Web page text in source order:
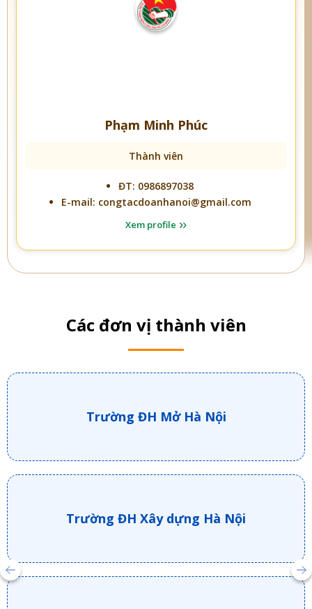
Phạm Minh Phúc
Thành viên
ĐT: 0986897038
E-mail: congtacdoanhanoi@gmail.com
Xem profile
Các đơn vị thành viên
Trường ĐH Mở Hà Nội
Trường ĐH Xây dựng Hà Nội